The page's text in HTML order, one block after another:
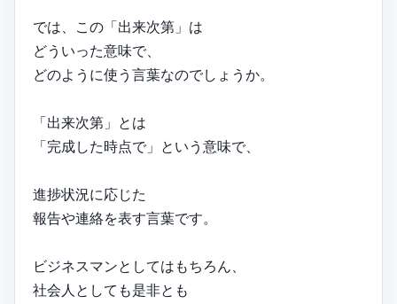
では、この「出来次第」は
どういった意味で、
どのように使う言葉なのでしょうか。
「出来次第」とは
「完成した時点で」という意味で、
進捗状況に応じた
報告や連絡を表す言葉です。
ビジネスマンとしてはもちろん、
社会人としても是非とも